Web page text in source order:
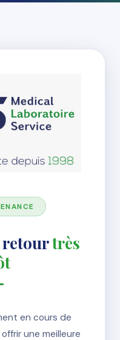
retourtrès
en cours de
une meilleure